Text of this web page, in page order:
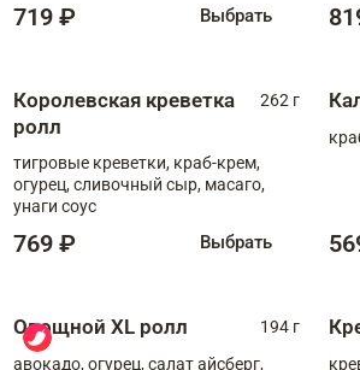
719 ₽ Выбрать
Королевская креветка
ролл
262 г
тигровые креветки, краб-крем,
огурец, сливочный сыр, масаго,
унаги соус
769 ₽ Выбрать
Овощной XL ролл
194 г
авокадо, огурец, салат айсберг,